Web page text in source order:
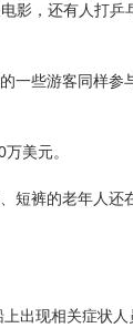
影，还有人打乒
一些游客同样参
美元。
短裤的老年人还
出现相关症状人